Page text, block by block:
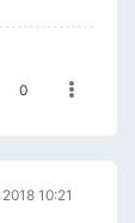
0
10:21